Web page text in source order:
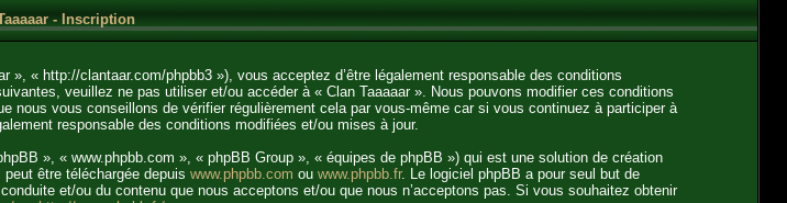
- Inscription
« http://clantaar.com/phpbb3 »), vous acceptez d’être légalement responsable des conditions
veuillez ne pas utiliser et/ou accéder à « Clan Taaaaar ». Nous pouvons modifier ces conditions
nous vous conseillons de vérifier régulièrement cela par vous-même car si vous continuez à participer à
responsable des conditions modifiées et/ou mises à jour.
», « www.phpbb.com », « phpBB Group », « équipes de phpBB ») qui est une solution de création
être téléchargée depuis www.phpbb.com ou www.phpbb.fr. Le logiciel phpBB a pour seul but de
et/ou du contenu que nous acceptons et/ou que nous n’acceptons pas. Si vous souhaitez obtenir